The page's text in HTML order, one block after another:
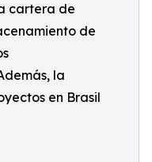
cartera de
de
la
en Brasil